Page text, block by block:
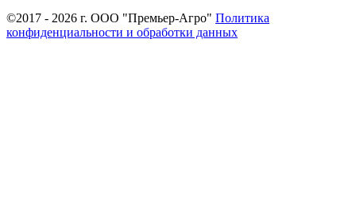
©2017 - 2026 г. ООО "Премьер-Агро" Политика
конфиденциальности и обработки данных